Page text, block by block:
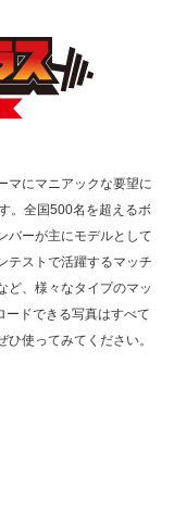
ONE MORNING」
挨拶へマッスルプラ
マにマニアックな要望に
。全国500名を超えるボ
バーが主にモデルとして
テストで活躍するマッチ
ど、様々なタイプのマッ
ードできる写真はすべて
使ってみてください。